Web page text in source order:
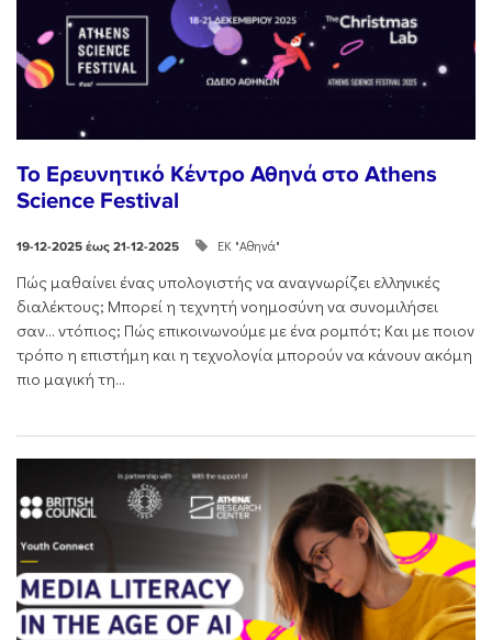
Το Ερευνητικό Κέντρο Αθηνά στο Athens
Science Festival
19-12-2025 έως 21-12-2025 ΕΚ "Αθηνά"
Πώς μαθαίνει ένας υπολογιστής να αναγνωρίζει ελληνικές
διαλέκτους; Μπορεί η τεχνητή νοημοσύνη να συνομιλήσει
σαν… ντόπιος; Πώς επικοινωνούμε με ένα ρομπότ; Και με ποιον
τρόπο η επιστήμη και η τεχνολογία μπορούν να κάνουν ακόμη
πιο μαγική τη...